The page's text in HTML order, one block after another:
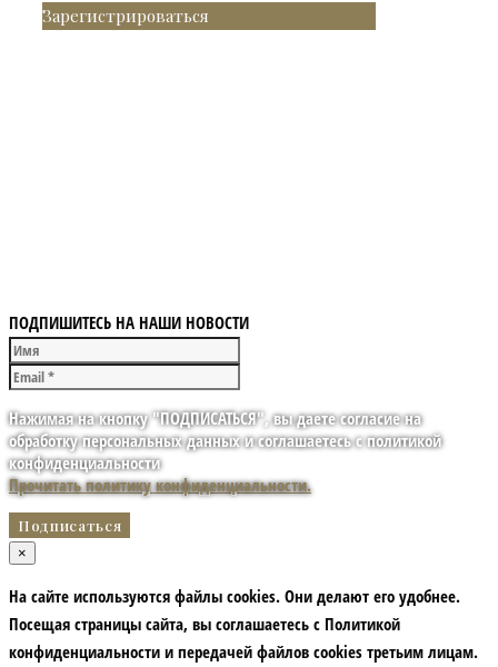
Зарегистрироваться
ПОДПИШИТЕСЬ НА НАШИ НОВОСТИ
Нажимая на кнопку "ПОДПИСАТЬСЯ", вы даете согласие на
обработку персональных данных и соглашаетесь с политикой
конфиденциальности
Прочитать политику конфиденциальности.
×
На сайте используются файлы cookies. Они делают его удобнее.
Посещая страницы сайта, вы соглашаетесь с Политикой
конфиденциальности и передачей файлов cookies третьим лицам.